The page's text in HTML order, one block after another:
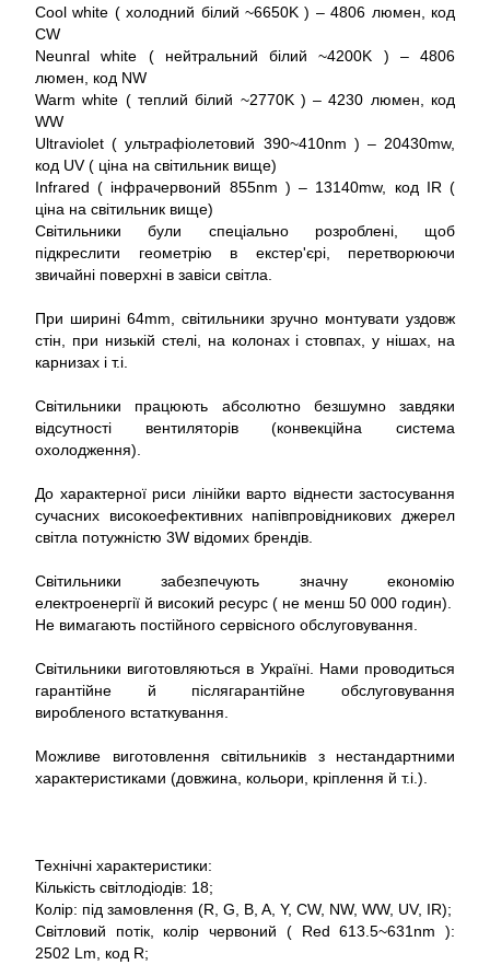
Cool white ( холодний білий ~6650K ) – 4806 люмен, код
CW
Neunral white ( нейтральний білий ~4200K ) – 4806
люмен, код NW
Warm white ( теплий білий ~2770K ) – 4230 люмен, код
WW
Ultraviolet ( ультрафіолетовий 390~410nm ) – 20430mw,
код UV ( ціна на світильник вище)
Infrared ( інфрачервоний 855nm ) – 13140mw, код IR (
ціна на світильник вище)
Світильники були спеціально розроблені, щоб
підкреслити геометрію в екстер'єрі, перетворюючи
звичайні поверхні в завіси світла.
При ширині 64mm, світильники зручно монтувати уздовж
стін, при низькій стелі, на колонах і стовпах, у нішах, на
карнизах і т.і.
Світильники працюють абсолютно безшумно завдяки
відсутності вентиляторів (конвекційна система
охолодження).
До характерної риси лінійки варто віднести застосування
сучасних високоефективних напівпровідникових джерел
світла потужністю 3W відомих брендів.
Світильники забезпечують значну економію
електроенергії й високий ресурс ( не менш 50 000 годин).
Не вимагають постійного сервісного обслуговування.
Світильники виготовляються в Україні. Нами проводиться
гарантійне й післягарантійне обслуговування
виробленого встаткування.
Можливе виготовлення світильників з нестандартними
характеристиками (довжина, кольори, кріплення й т.і.).
Технічні характеристики:
Кількість світлодіодів: 18;
Колір: під замовлення (R, G, B, A, Y, CW, NW, WW, UV, IR);
Світловий потік, колір червоний ( Red 613.5~631nm ):
2502 Lm, код R;